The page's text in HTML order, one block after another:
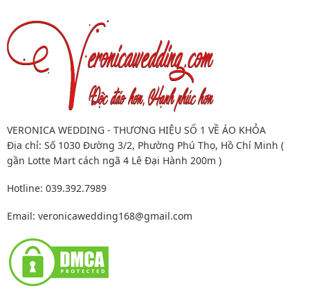
VERONICA WEDDING - THƯƠNG HIỆU SỐ 1 VỀ ÁO KHỎA
Địa chỉ: Số 1030 Đường 3/2, Phường Phú Thọ, Hồ Chí Minh (
gần Lotte Mart cách ngã 4 Lê Đại Hành 200m )
Hotline: 039.392.7989
Email: veronicawedding168@gmail.com